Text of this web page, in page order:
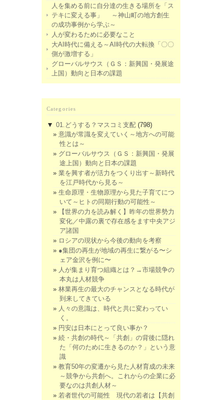
人を集める前に自分達の生きる場所を「ス
テキに変える事」 ～神山町の地方創生
の成功事例から学ぶ～
人が変わるために必要なこと
大AI時代に備える～AI時代の大転換「〇〇
側が激増する」
グローバルサウス（ＧＳ：新興国・発展途
上国）動向と日本の課題
Categories
▼ 01.どうする？マスコミ支配 (798)
意識が常識を変えていく～地方への可能
性とは～
グローバルサウス（ＧＳ：新興国・発展
途上国）動向と日本の課題
業を興す者が活力をつくり出す～新時代
を江戸時代から見る～
生命原理・生物原理から見た子育てにつ
いて～ヒトの同期行動の可能性～
【世界の力を読み解く】昨年の世界勢力
変化／中露の裏で存在感をます中央アジ
ア諸国
ロシアの現状から今後の動向を考察
●集団の再生が地域の再生に繋がる〜シ
ェア金沢を例に〜
人が集まり育つ組織とは？→市場競争の
本丸は人材競争
林業再生の最大のチャンスとなる時代が
到来してきている
人々の意識は、時代と共に変わってい
く。
円安は日本にとって良い事か？
続・共創の時代～「共創」の背後に隠れ
た「何のために生きるのか？」という意
識
教育50年の変遷から見た人材育成の未来
～競争から共創へ。これからの企業に必
要なのは共創人材～
若者世代の可能性 現代の若者は【共創